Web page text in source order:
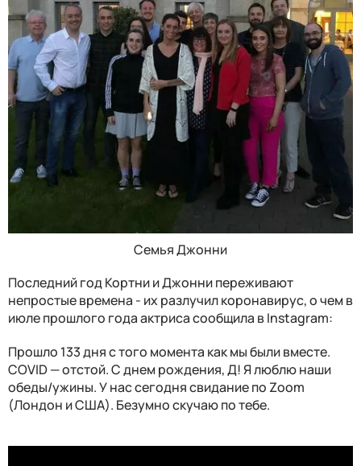
Семья Джонни
Последний год Кортни и Джонни переживают
непростые времена - их разлучил коронавирус, о чем в
июле прошлого года актриса сообщила в Instagram:
Прошло 133 дня с того момента как мы были вместе.
COVID — отстой. С днем рождения, Д! Я люблю наши
обеды/ужины. У нас сегодня свидание по Zoom
(Лондон и США). Безумно скучаю по тебе.